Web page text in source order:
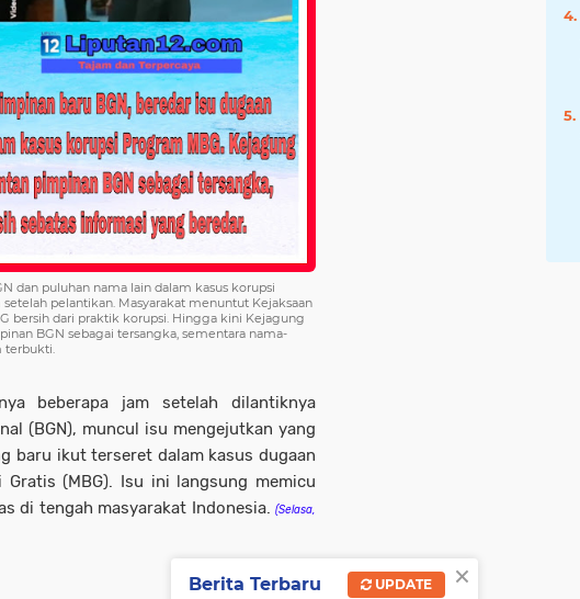
dan puluhan nama lain dalam kasus korupsi
pelantikan. Masyarakat menuntut Kejaksaan
bersih dari praktik korupsi. Hingga kini Kejagung
BGN sebagai tersangka, sementara nama-
terbukti.
beberapa jam setelah dilantiknya
(BGN), muncul isu mengejutkan yang
baru ikut terseret dalam kasus dugaan
(MBG). Isu ini langsung memicu
di tengah masyarakat Indonesia. (Selasa,
×
Berita Terbaru UPDATE